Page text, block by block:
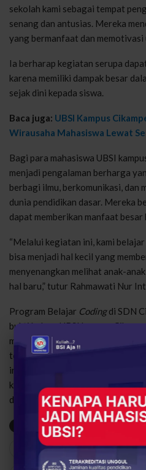
sekolah kami sebagai tempat
senang dan antusias. Mereka
yang bermanfaat dan memotivasi
Ia berharap kegiatan serupa
karena memiliki dampak besar
sejak dini kepada siswa.
Baca juga: UBSI Kampus
Wirausaha Mahasiswa Lewat
Bagi para mahasiswa UBSI
menjadi pengalaman berharga
berbagi ilmu, berkomunikasi, dan
dunia pendidikan dasar. Mereka
dapat memberikan manfaat
“Melalui kegiatan ini, kami
bisa menjadi hal kecil yang
menyenangkan melihat anak-
hal baru,” tutur Rahmawati Nur
Program Belajar Codingdi SDN
bukti bahwa UBSI kampus
mahasiswa yang unggul secara
terhadap lingkungan sosial.
interaktif, kegiatan ini
kreatif, dan adaptif terhadap
depan.
(Dina Olivia)
Belajar Coding
0